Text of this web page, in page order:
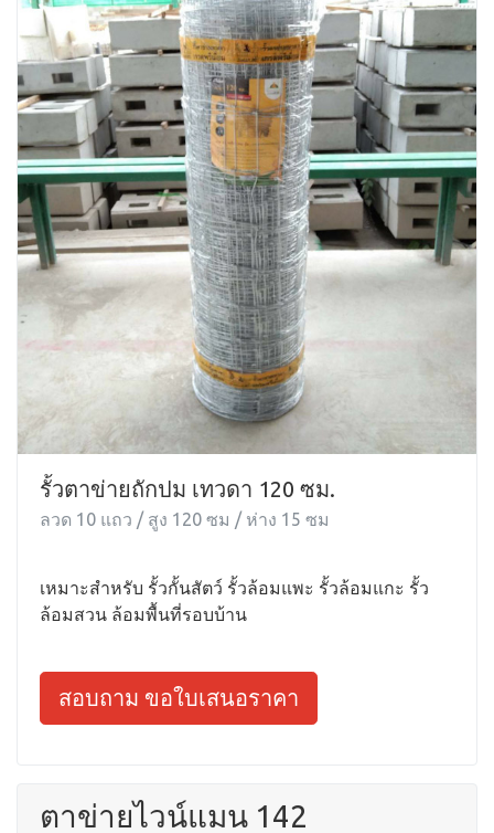
รั้วตาข่ายถักปม เทวดา 120 ซม.
ลวด 10 แถว / สูง 120 ซม / ห่าง 15 ซม
เหมาะสำหรับ รั้วกั้นสัตว์ รั้วล้อมแพะ รั้วล้อมแกะ รั้ว
ล้อมสวน ล้อมพื้นที่รอบบ้าน
สอบถาม ขอใบเสนอราคา
ตาข่ายไวน์แมน 142